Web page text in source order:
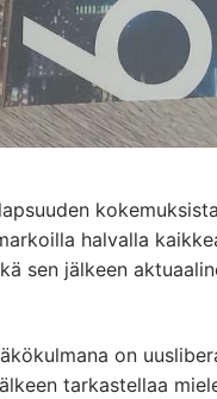
halvalla
sen jälkeen
on
tarkastellaa